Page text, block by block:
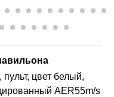
цвет белый,
AER55m/s